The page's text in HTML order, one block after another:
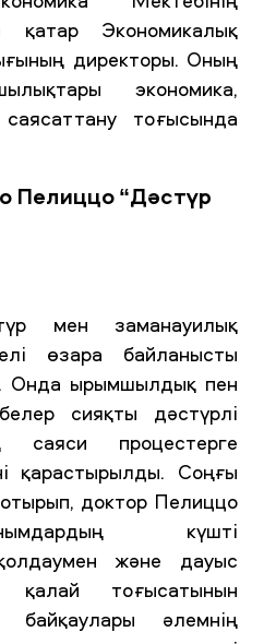
қатар Экономикалық
директоры. Оның
экономика,
тоғысында
Пелиццо “Дәстүр
мен заманауилық
өзара байланысты
Онда ырымшылдық пен
сияқты дәстүрлі
саяси процестерге
қарастырылды. Соңғы
отырып, доктор Пелиццо
күшті
және дауыс
қалай тоғысатынын
байқаулары әлемнің